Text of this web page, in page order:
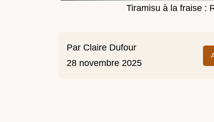
Tiramisu à la fraise :
Par Claire Dufour
28 novembre 2025